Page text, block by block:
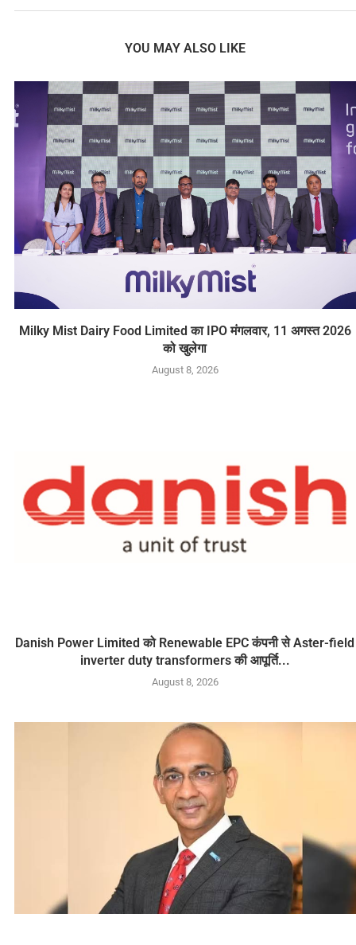
YOU MAY ALSO LIKE
Milky Mist Dairy Food Limited का IPO मंगलवार, 11 अगस्त 2026
को खुलेगा
August 8, 2026
Danish Power Limited को Renewable EPC कंपनी से Aster-field
inverter duty transformers की आपूर्ति...
August 8, 2026